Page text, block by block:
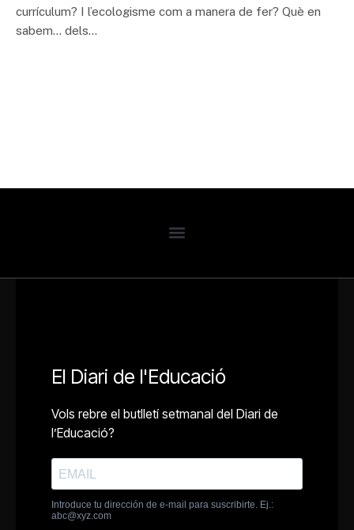
currículum? I l’ecologisme com a manera de fer? Què en
sabem… dels…